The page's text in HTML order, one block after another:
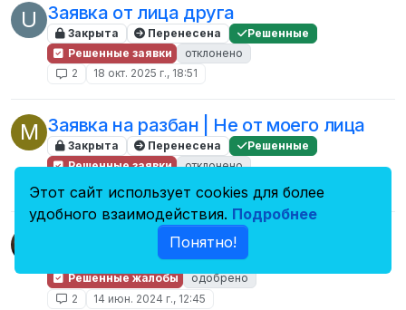
U Заявка от лица друга
Закрыта Перенесена
Решенные
Решенные заявки
отклонено
2
18 окт. 2025 г., 18:51
M Заявка на разбан | Не от моего лица
Закрыта Перенесена
Решенные
Решенные заявки
отклонено
Токарьсигма терминаторубийца
Перенесена
Решенные
Решенные жалобы
одобрено
2
14 июн. 2024 г., 12:45
Этот сайт использует cookies для более
удобного взаимодействия. Подробнее
Понятно!